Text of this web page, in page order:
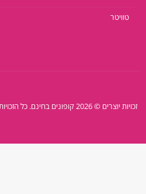
טוויטר
זכויות יוצרים © 2026 קופונים בחינם. כל הזכויות שמורות.